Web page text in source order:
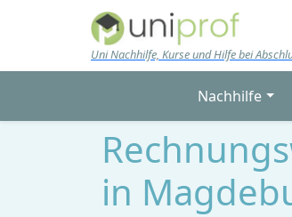
Skip to main content
Uni Nachhilfe, Kurse und Hilfe bei
Nachhilfe
in